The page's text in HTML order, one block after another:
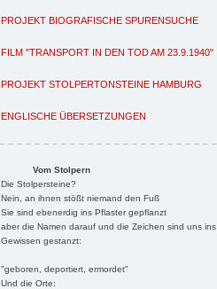
PROJEKT BIOGRAFISCHE SPURENSUCHE
FILM "TRANSPORT IN DEN TOD AM 23.9.1940"
PROJEKT STOLPERTONSTEINE HAMBURG
ENGLISCHE ÜBERSETZUNGEN
Vom Stolpern
Die Stolpersteine?
Nein, an ihnen stößt niemand den Fuß
Sie sind ebenerdig ins Pflaster gepflanzt
aber die Namen darauf und die Zeichen sind uns ins
Gewissen gestanzt:
"geboren, deportiert, ermordet"
Und die Orte: